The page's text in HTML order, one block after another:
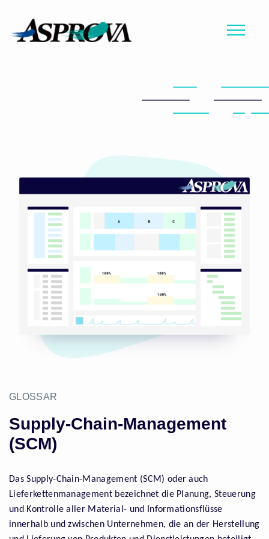
GLOSSAR
Supply-Chain-Management
(SCM)
Das Supply-Chain-Management (SCM) oder auch
Lieferkettenmanagement bezeichnet die Planung, Steuerung
und Kontrolle aller Material- und Informationsflüsse
innerhalb und zwischen Unternehmen, die an der Herstellung